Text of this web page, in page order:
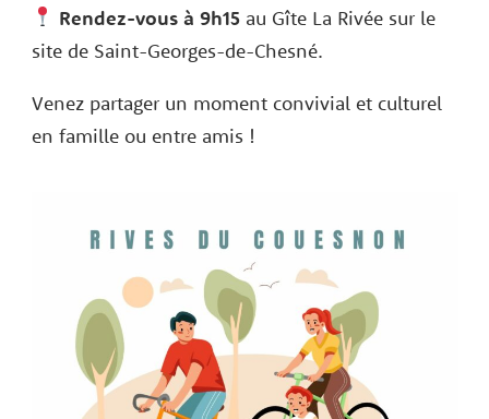
Rendez-vous à 9h15 au Gîte La Rivée sur le
site de Saint-Georges-de-Chesné.
Venez partager un moment convivial et culturel
en famille ou entre amis !